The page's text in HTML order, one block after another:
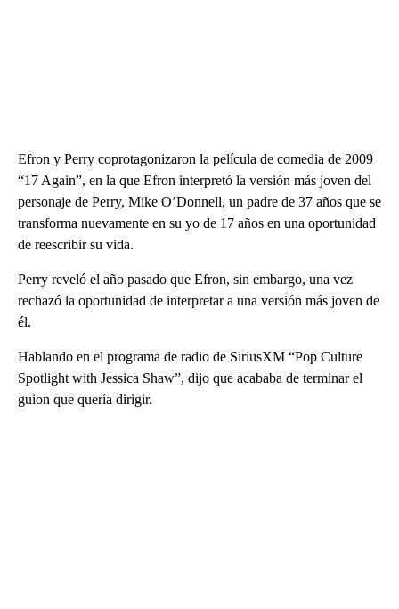
Efron y Perry coprotagonizaron la película de comedia de 2009
“17 Again”, en la que Efron interpretó la versión más joven del
personaje de Perry, Mike O’Donnell, un padre de 37 años que se
transforma nuevamente en su yo de 17 años en una oportunidad
de reescribir su vida.
Perry reveló el año pasado que Efron, sin embargo, una vez
rechazó la oportunidad de interpretar a una versión más joven de
él.
Hablando en el programa de radio de SiriusXM “Pop Culture
Spotlight with Jessica Shaw”, dijo que acababa de terminar el
guion que quería dirigir.